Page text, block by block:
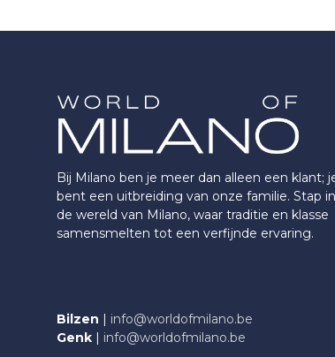
Bilzen | info@worldofmilano.be
Genk | info@worldofmilano.be
Bij Milano ben je meer dan alleen een klant;
bent een uitbreiding van onze familie. Stap in
de wereld van Milano, waar traditie en klasse
samensmelten tot een verfijnde ervaring.